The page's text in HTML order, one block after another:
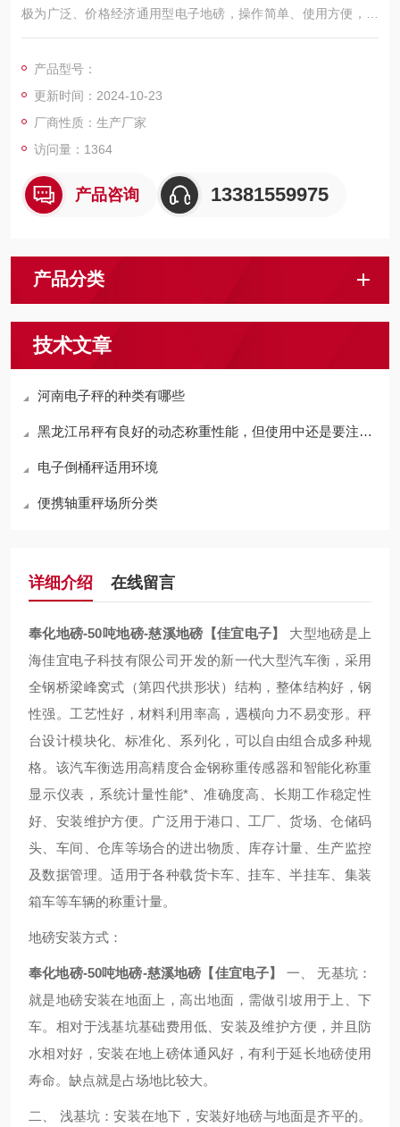
极为广泛、价格经济通用型电子地磅，操作简单、使用方便，适
用于工厂、车站、港口、仓库、矿山，石油化工、及各类大宗货
产品型号：
更新时间：2024-10-23
厂商性质：生产厂家
访问量：1364
产品咨询 13381559975
产品分类
技术文章
河南电子秤的种类有哪些
黑龙江吊秤有良好的动态称重性能，但使用中还是要注意一些细节的
电子倒桶秤适用环境
便携轴重秤场所分类
详细介绍 在线留言
奉化地磅-50吨地磅-慈溪地磅【佳宜电子】 大型地磅是上
海佳宜电子科技有限公司开发的新一代大型汽车衡，采用
全钢桥梁峰窝式（第四代拱形状）结构，整体结构好，钢
性强。工艺性好，材料利用率高，遇横向力不易变形。秤
台设计模块化、标准化、系列化，可以自由组合成多种规
格。该汽车衡选用高精度合金钢称重传感器和智能化称重
显示仪表，系统计量性能*、准确度高、长期工作稳定性
好、安装维护方便。广泛用于港口、工厂、货场、仓储码
头、车间、仓库等场合的进出物质、库存计量、生产监控
及数据管理。适用于各种载货卡车、挂车、半挂车、集装
箱车等车辆的称重计量。
地磅安装方式：
奉化地磅-50吨地磅-慈溪地磅【佳宜电子】 一、 无基坑：
就是地磅安装在地面上，高出地面，需做引坡用于上、下
车。相对于浅基坑基础费用低、安装及维护方便，并且防
水相对好，安装在地上磅体通风好，有利于延长地磅使用
寿命。缺点就是占场地比较大。
二、 浅基坑：安装在地下，安装好地磅与地面是齐平的。